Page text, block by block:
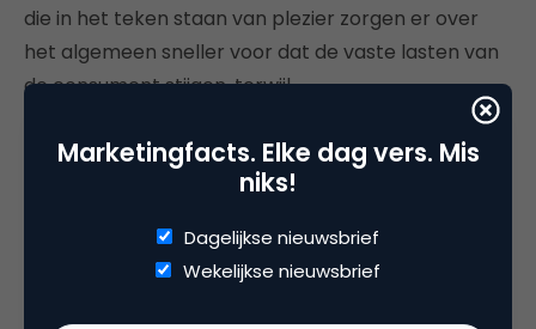
die in het teken staan van plezier zorgen er over
het algemeen sneller voor dat de vaste lasten van
de consument stijgen, terwijl
gemaksabonnementen andere kosten vervangen,
waardoor de vaste lasten van de consument
stabiel blijven of zelfs dalen.
Elke consument bepaalt zelf welk abonnement hij
aangaat. Dit betekent dat consumenten een eigen
Marketingfacts. Elke dag vers. Mis
niks!
Dagelijkse nieuwsbrief
Wekelijkse nieuwsbrief